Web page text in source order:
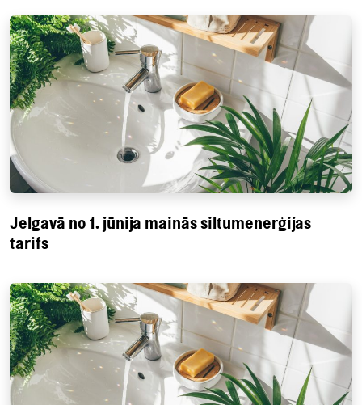
Jelgavā no 1. jūnija mainās siltumenerģijas
tarifs